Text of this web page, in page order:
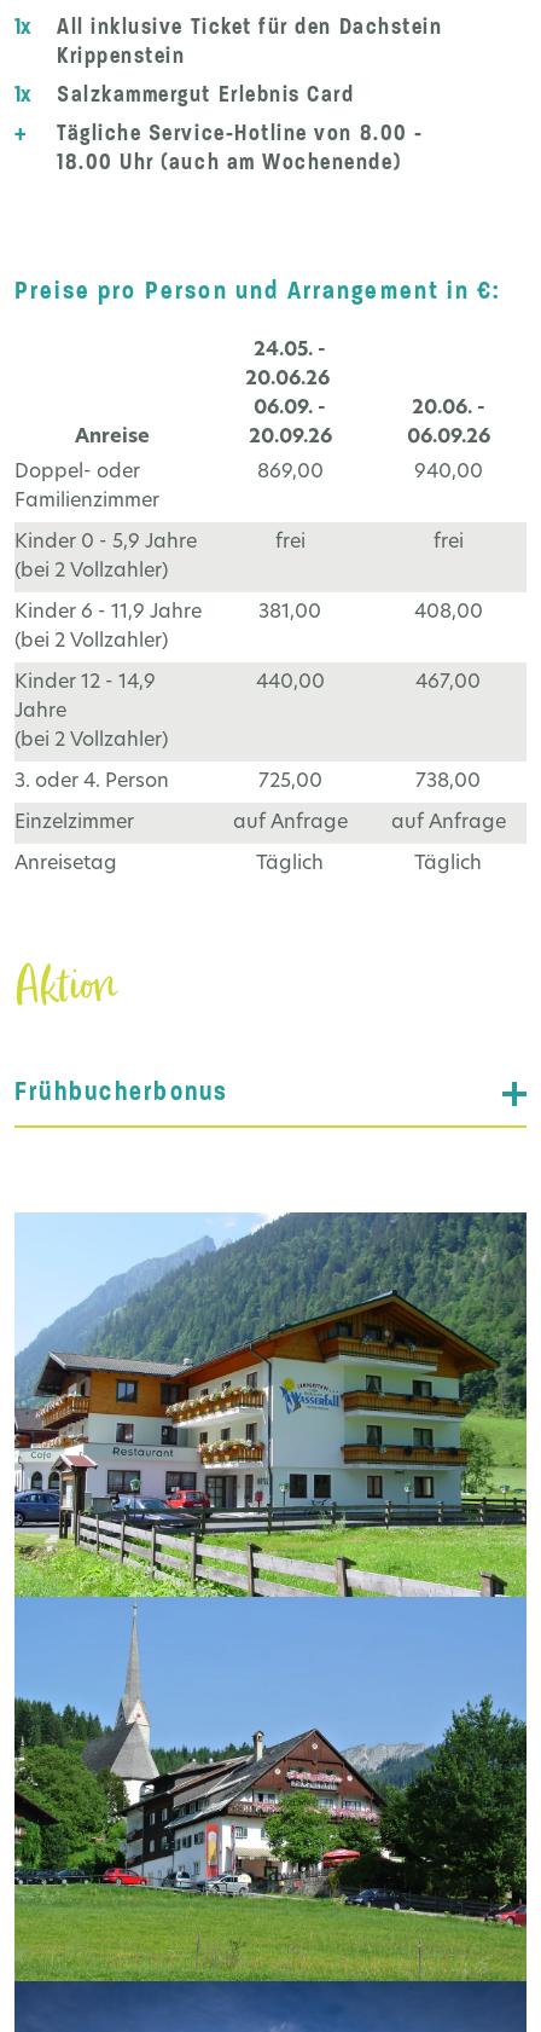
1x
All inklusive Ticket für den Dachstein
Krippenstein
1x
Salzkammergut Erlebnis Card
+
Tägliche Service-Hotline von 8.00 -
18.00 Uhr (auch am Wochenende)
Preise pro Person und Arrangement in €:
Anreise
24.05. -
20.06.26
06.09. -
20.09.26
20.06. -
06.09.26
Doppel- oder
Familienzimmer
869,00 940,00
Kinder 0 - 5,9 Jahre
(bei 2 Vollzahler)
frei frei
Kinder 6 - 11,9 Jahre
(bei 2 Vollzahler)
381,00 408,00
Kinder 12 - 14,9
Jahre
(bei 2 Vollzahler)
440,00 467,00
3. oder 4. Person 725,00 738,00
Einzelzimmer auf Anfrage auf Anfrage
Anreisetag Täglich Täglich
Aktion
Frühbucherbonus